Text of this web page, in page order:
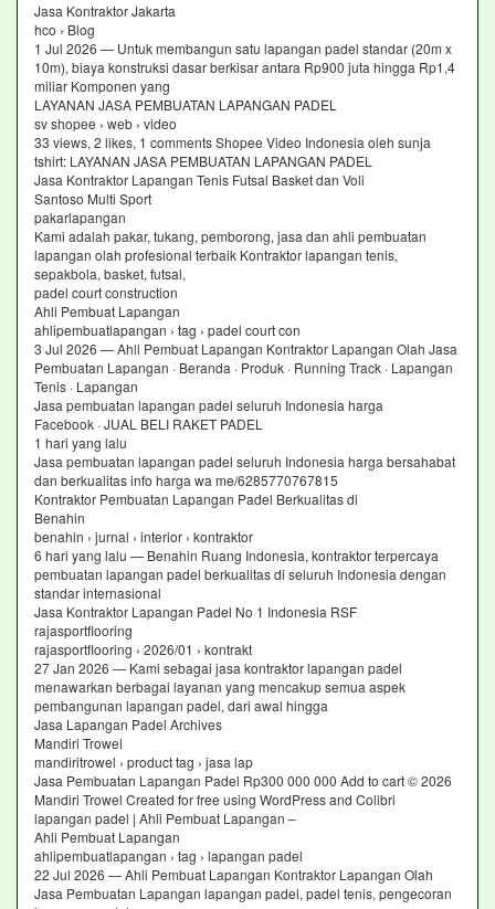
Jasa Kontraktor Jakarta
hco › Blog
1 Jul 2026 — Untuk membangun satu lapangan padel standar (20m x
10m), biaya konstruksi dasar berkisar antara Rp900 juta hingga Rp1,4
miliar Komponen yang
LAYANAN JASA PEMBUATAN LAPANGAN PADEL
sv shopee › web › video
33 views, 2 likes, 1 comments Shopee Video Indonesia oleh sunja
tshirt: LAYANAN JASA PEMBUATAN LAPANGAN PADEL
Jasa Kontraktor Lapangan Tenis Futsal Basket dan Voli
Santoso Multi Sport
pakarlapangan
Kami adalah pakar, tukang, pemborong, jasa dan ahli pembuatan
lapangan olah profesional terbaik Kontraktor lapangan tenis,
sepakbola, basket, futsal,
padel court construction
Ahli Pembuat Lapangan
ahlipembuatlapangan › tag › padel court con
3 Jul 2026 — Ahli Pembuat Lapangan Kontraktor Lapangan Olah Jasa
Pembuatan Lapangan · Beranda · Produk · Running Track · Lapangan
Tenis · Lapangan
Jasa pembuatan lapangan padel seluruh Indonesia harga
Facebook · JUAL BELI RAKET PADEL
1 hari yang lalu
Jasa pembuatan lapangan padel seluruh Indonesia harga bersahabat
dan berkualitas info harga wa me/6285770767815
Kontraktor Pembuatan Lapangan Padel Berkualitas di
Benahin
benahin › jurnal › interior › kontraktor
6 hari yang lalu — Benahin Ruang Indonesia, kontraktor terpercaya
pembuatan lapangan padel berkualitas di seluruh Indonesia dengan
standar internasional
Jasa Kontraktor Lapangan Padel No 1 Indonesia RSF
rajasportflooring
rajasportflooring › 2026/01 › kontrakt
27 Jan 2026 — Kami sebagai jasa kontraktor lapangan padel
menawarkan berbagai layanan yang mencakup semua aspek
pembangunan lapangan padel, dari awal hingga
Jasa Lapangan Padel Archives
Mandiri Trowel
mandiritrowel › product tag › jasa lap
Jasa Pembuatan Lapangan Padel Rp300 000 000 Add to cart © 2026
Mandiri Trowel Created for free using WordPress and Colibri
lapangan padel | Ahli Pembuat Lapangan –
Ahli Pembuat Lapangan
ahlipembuatlapangan › tag › lapangan padel
22 Jul 2026 — Ahli Pembuat Lapangan Kontraktor Lapangan Olah
Jasa Pembuatan Lapangan lapangan padel, padel tenis, pengecoran